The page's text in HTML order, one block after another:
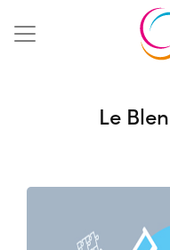
Le